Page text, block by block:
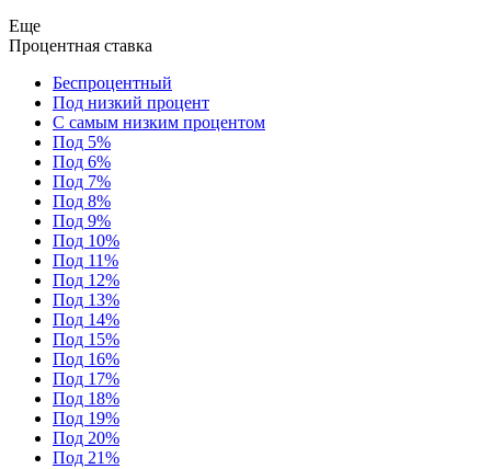
Еще
Процентная ставка
Беспроцентный
Под низкий процент
С самым низким процентом
Под 5%
Под 6%
Под 7%
Под 8%
Под 9%
Под 10%
Под 11%
Под 12%
Под 13%
Под 14%
Под 15%
Под 16%
Под 17%
Под 18%
Под 19%
Под 20%
Под 21%